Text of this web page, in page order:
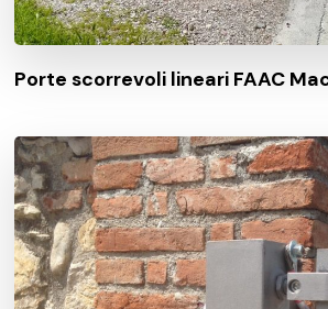
Porte scorrevoli lineari FAAC